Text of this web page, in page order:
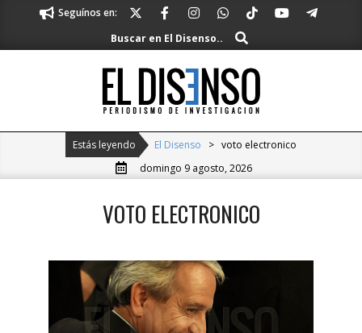
content
Seguínos en:
Buscar en El Disenso..
Buscar
El
Disenso
Menu
Estás leyendo El Disenso > voto electronico
domingo 9 agosto, 2026
VOTO ELECTRONICO